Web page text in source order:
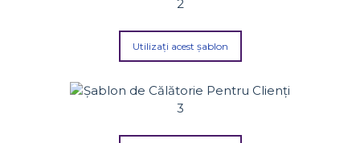
Utilizați acest șablon